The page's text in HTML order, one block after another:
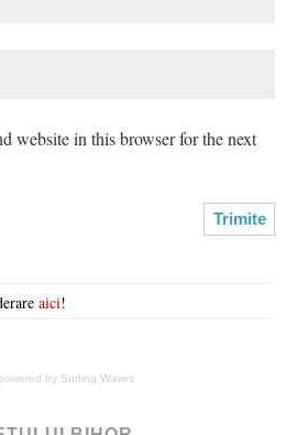
website in this browser for the next
aici!
powered by Surfing Waves